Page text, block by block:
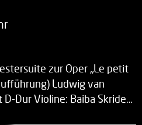
zur Oper „Le petit
Ludwig van
Dur Violine: Baiba Skride…